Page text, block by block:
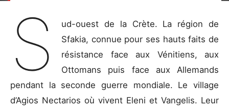
S
ud-ouest de la Crète. La région de
Sfakia, connue pour ses hauts faits de
résistance face aux Vénitiens, aux
Ottomans puis face aux Allemands
pendant la seconde guerre mondiale. Le village
d’Agios Nectarios où vivent Eleni et Vangelis. Leur